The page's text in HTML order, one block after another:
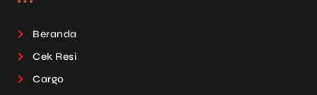
Beranda
Cek Resi
Cargo